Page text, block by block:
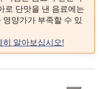
로 단맛을 낸 음료에는
양가가 부족할 수 있
알아보십시오!